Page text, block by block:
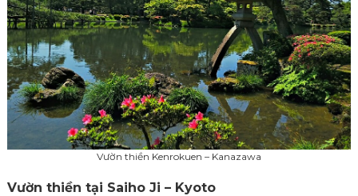
Vườn thiền Kenrokuen – Kanazawa
Vườn thiền tại Saiho Ji – Kyoto